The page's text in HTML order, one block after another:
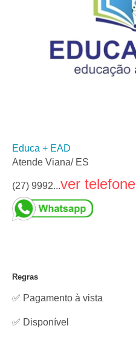
Educa + EAD
Atende Viana/ ES
(27) 9992...ver telefone
Regras
✅ Pagamento à vista
✅ Disponível